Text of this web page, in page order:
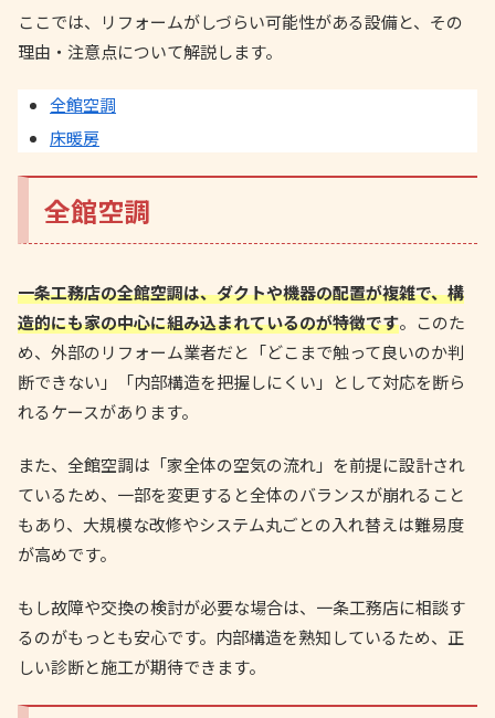
ここでは、リフォームがしづらい可能性がある設備と、その
理由・注意点について解説します。
全館空調
床暖房
全館空調
一条工務店の全館空調は、ダクトや機器の配置が複雑で、構
造的にも家の中心に組み込まれているのが特徴です。このた
め、外部のリフォーム業者だと「どこまで触って良いのか判
断できない」「内部構造を把握しにくい」として対応を断ら
れるケースがあります。
また、全館空調は「家全体の空気の流れ」を前提に設計され
ているため、一部を変更すると全体のバランスが崩れること
もあり、大規模な改修やシステム丸ごとの入れ替えは難易度
が高めです。
もし故障や交換の検討が必要な場合は、一条工務店に相談す
るのがもっとも安心です。内部構造を熟知しているため、正
しい診断と施工が期待できます。